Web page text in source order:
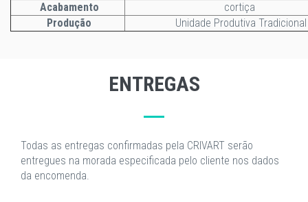
Acabamento
cortiça
Produção
Unidade Produtiva Tradicional
ENTREGAS
Todas as entregas confirmadas pela CRIVART serão
entregues na morada especificada pelo cliente nos dados
da encomenda.